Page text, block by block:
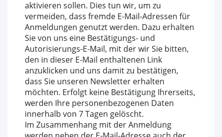
aktivieren sollen. Dies tun wir, um zu
vermeiden, dass fremde E-Mail-Adressen für
Anmeldungen genutzt werden. Dazu erhalten
Sie von uns eine Bestätigungs- und
Autorisierungs-E-Mail, mit der wir Sie bitten,
den in dieser E-Mail enthaltenen Link
anzuklicken und uns damit zu bestätigen,
dass Sie unseren Newsletter erhalten
möchten. Erfolgt keine Bestätigung Ihrerseits,
werden Ihre personenbezogenen Daten
innerhalb von 7 Tagen gelöscht.
Im Zusammenhang mit der Anmeldung